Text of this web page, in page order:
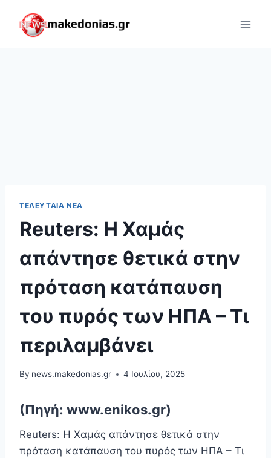
content
ΤΕΛΕΥΤΑΊΑ ΝΈΑ
Reuters: Η Χαμάς
απάντησε θετικά στην
πρόταση κατάπαυση
του πυρός των ΗΠΑ – Τι
περιλαμβάνει
By news.makedonias.gr 4 Ιουλίου, 2025
(Πηγή: www.enikos.gr)
Reuters: Η Χαμάς απάντησε θετικά στην
πρόταση κατάπαυση του πυρός των ΗΠΑ – Τι